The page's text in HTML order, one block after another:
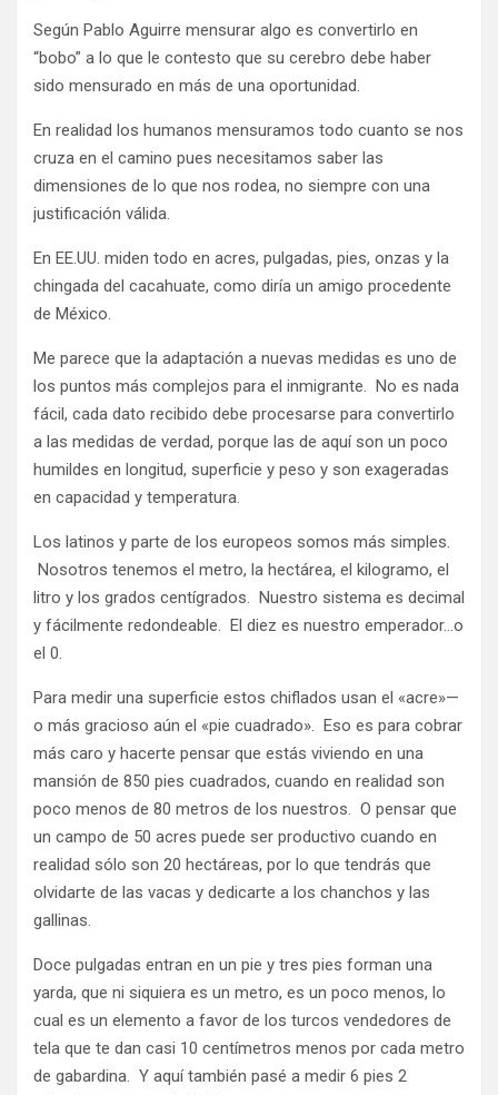
Según Pablo Aguirre mensurar algo es convertirlo en
“bobo” a lo que le contesto que su cerebro debe haber
sido mensurado en más de una oportunidad.
En realidad los humanos mensuramos todo cuanto se nos
cruza en el camino pues necesitamos saber las
dimensiones de lo que nos rodea, no siempre con una
justificación válida.
En EE.UU. miden todo en acres, pulgadas, pies, onzas y la
chingada del cacahuate, como diría un amigo procedente
de México.
Me parece que la adaptación a nuevas medidas es uno de
los puntos más complejos para el inmigrante. No es nada
fácil, cada dato recibido debe procesarse para convertirlo
a las medidas de verdad, porque las de aquí son un poco
humildes en longitud, superficie y peso y son exageradas
en capacidad y temperatura.
Los latinos y parte de los europeos somos más simples.
Nosotros tenemos el metro, la hectárea, el kilogramo, el
litro y los grados centígrados. Nuestro sistema es decimal
y fácilmente redondeable. El diez es nuestro emperador…o
el 0.
Para medir una superficie estos chiflados usan el «acre»—
o más gracioso aún el «pie cuadrado». Eso es para cobrar
más caro y hacerte pensar que estás viviendo en una
mansión de 850 pies cuadrados, cuando en realidad son
poco menos de 80 metros de los nuestros. O pensar que
un campo de 50 acres puede ser productivo cuando en
realidad sólo son 20 hectáreas, por lo que tendrás que
olvidarte de las vacas y dedicarte a los chanchos y las
gallinas.
Doce pulgadas entran en un pie y tres pies forman una
yarda, que ni siquiera es un metro, es un poco menos, lo
cual es un elemento a favor de los turcos vendedores de
tela que te dan casi 10 centímetros menos por cada metro
de gabardina. Y aquí también pasé a medir 6 pies 2